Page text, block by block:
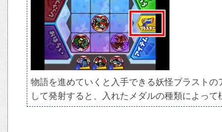
物語を進めていくと入手できる妖怪ブラスト
して発射すると、入れたメダルの種類によっ